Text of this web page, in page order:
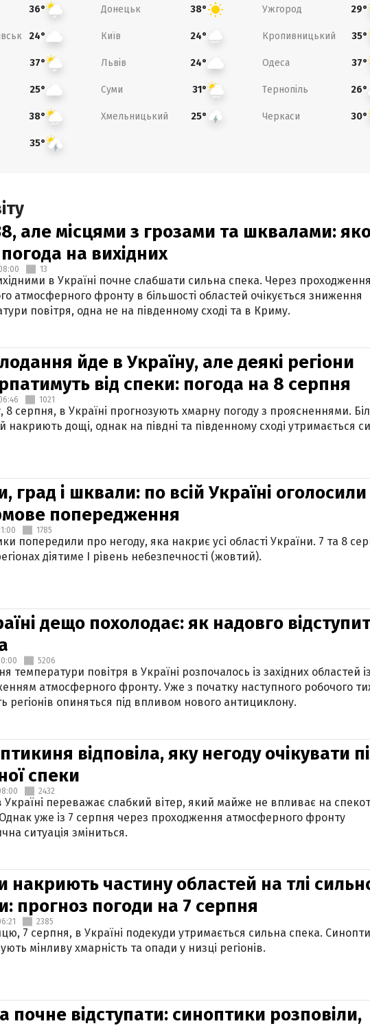
36° Донецьк 38° Ужгород 29°
24° Київ 24° Кропивницький 35°
37° Львів 24° Одеса 37°
25° Суми 31° Тернопіль 26°
38° Хмельницький 25° Черкаси 30°
35°
але місцями з грозами та шквалами:
на вихідних
13
в Україні почне слабшати сильна спека. Через проходження
атмосферного фронту в більшості областей очікується зниження
повітря, одна не на південному сході та в Криму.
йде в Україну, але деякі регіони
від спеки: погода на 8 серпня
1021
8 серпня, в Україні прогнозують хмарну погоду з проясненнями.
накриють дощі, однак на півдні та південному сході утримається
град і шквали: по всій Україні оголосили
попередження
1785
попередили про негоду, яка накриє усі області України. 7 та 8
діятиме І рівень небезпечності (жовтий).
дещо похолодає: як надовго
5206
температури повітря в Україні розпочалось із західних областей із
атмосферного фронту. Уже з початку наступного робочого
регіонів опиняться під впливом нового антициклону.
відповіла, яку негоду очікувати
спеки
2432
Україні переважає слабкий вітер, який майже не впливає на
уже із 7 серпня через проходження атмосферного фронту
ситуація зміниться.
накриють частину областей на тлі
прогноз погоди на 7 серпня
2385
7 серпня, в Україні подекуди утримається сильна спека.
мінливу хмарність та опади у низці регіонів.
почне відступати: синоптики розповіли,